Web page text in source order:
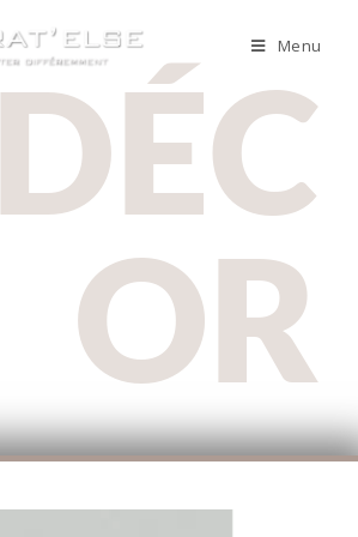
Menu
DÉC
OR